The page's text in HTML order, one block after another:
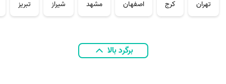
تهران کرج اصفهان مشهد شیراز تبریز
برگرد بالا